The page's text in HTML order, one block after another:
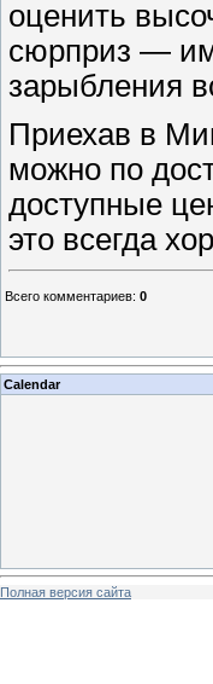
оценить
сюрприз —
зарыбления
Приехав в
можно по
доступные
это всегда
Всего комментариев: 0
Calendar
Полная версия сайта